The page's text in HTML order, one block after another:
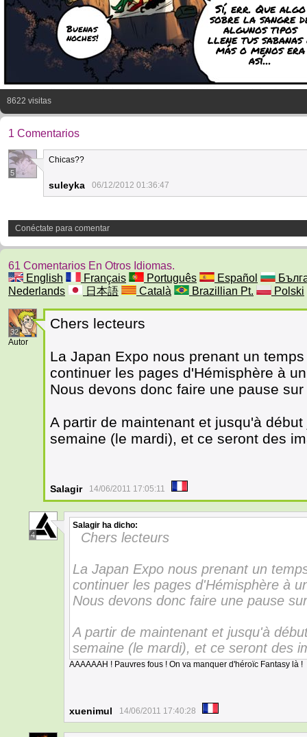
Buenas
noches!
Sí, err. Que algo
sobre la sangre
algunos tipos
llene tus sabanas
más o menos era
así...
8622 visitas
1 Comentarios
5
Chicas??
suleyka 06/12/2012 01:36:47
Conéctate para comentar
61 Comentarios En Otros Idiomas.
English
Français Português Español
Nederlands
日本語 Català Brazillian Pt. Polski
32
Autor
Chers lecteurs
La Japan Expo nous prenant un
continuer les pages d'Hémisphère à
Nous devons donc faire une pause
A partir de maintenant et jusqu'à
semaine (le mardi), et ce seront des
Salagir 14/06/2011 17:05:11
4
Salagir ha dicho:
Chers lecteurs
La Japan Expo nous prenant un
continuer les pages d'Hémisphère à
Nous devons donc faire une pause
A partir de maintenant et jusqu'à
semaine (le mardi), et ce seront des
AAAAAAH ! Pauvres fous ! On va manquer d'héroïc Fantasy là !
xuenimul 14/06/2011 17:40:28